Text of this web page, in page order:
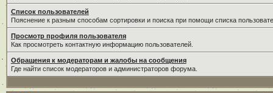
Список пользователей
Пояснение к разным способам сортировки и поиска при помощи списка
Просмотр профиля пользователя
Как просмотреть контактную информацию пользователей.
Обращения к модераторам и жалобы на сообщения
Где найти список модераторов и администраторов форума.